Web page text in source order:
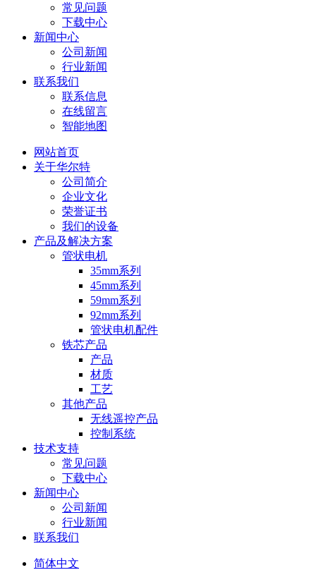
常见问题
下载中心
新闻中心
公司新闻
行业新闻
联系我们
联系信息
在线留言
智能地图
网站首页
关于华尔特
公司简介
企业文化
荣誉证书
我们的设备
产品及解决方案
管状电机
35mm系列
45mm系列
59mm系列
92mm系列
管状电机配件
铁芯产品
产品
材质
工艺
其他产品
无线遥控产品
控制系统
技术支持
常见问题
下载中心
新闻中心
公司新闻
行业新闻
联系我们
简体中文